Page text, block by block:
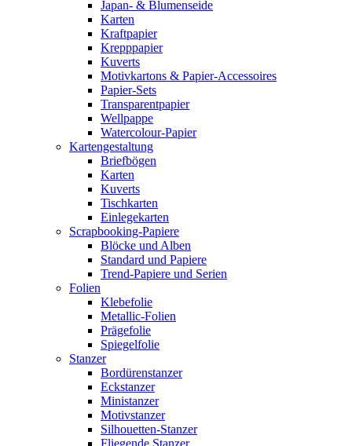
Japan- & Blumenseide
Karten
Kraftpapier
Krepppapier
Kuverts
Motivkartons & Papier-Accessoires
Papier-Sets
Transparentpapier
Wellpappe
Watercolour-Papier
Kartengestaltung
Briefbögen
Karten
Kuverts
Tischkarten
Einlegekarten
Scrapbooking-Papiere
Blöcke und Alben
Standard und Papiere
Trend-Papiere und Serien
Folien
Klebefolie
Metallic-Folien
Prägefolie
Spiegelfolie
Stanzer
Bordürenstanzer
Eckstanzer
Ministanzer
Motivstanzer
Silhouetten-Stanzer
Fliegende Stanzer